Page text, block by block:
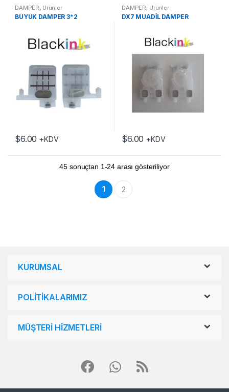
DAMPER Ürünler
BÜYÜK DAMPER 3*2
$6.00 +KDV
DAMPER Ürünler
DX7 MUADİL DAMPER
$6.00 +KDV
45 sonuçtan 1-24 arası gösteriliyor
1 2
KURUMSAL
POLİTİKALARIMIZ
MÜŞTERİ HİZMETLERİ